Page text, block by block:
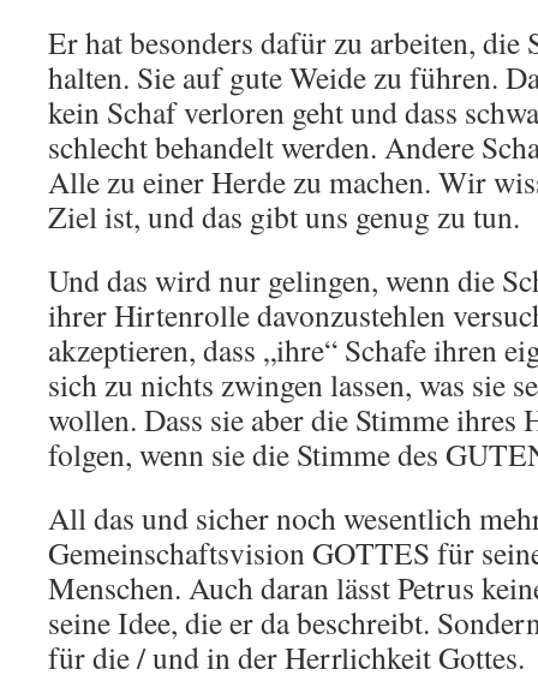
Er hat besonders dafür zu arbeiten, die
halten. Sie auf gute Weide zu führen.
kein Schaf verloren geht und dass
schlecht behandelt werden. Andere
Alle zu einer Herde zu machen. Wir
Ziel ist, und das gibt uns genug zu tun.
Und das wird nur gelingen, wenn die
ihrer Hirtenrolle davonzustehlen
akzeptieren, dass „ihre“ Schafe ihren
sich zu nichts zwingen lassen, was sie
wollen. Dass sie aber die Stimme
folgen, wenn sie die Stimme des
All das und sicher noch wesentlich
Gemeinschaftsvision GOTTES für
Menschen. Auch daran lässt Petrus
seine Idee, die er da beschreibt.
für die / und in der Herrlichkeit Gottes.